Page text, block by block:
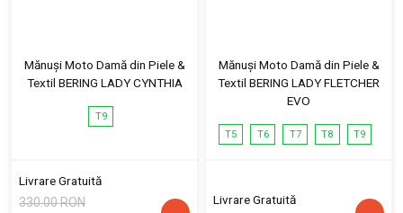
Mănuși Moto Damă din Piele &
Textil BERING LADY CYNTHIA
T9
Livrare Gratuită
330.00 RON
Mănuși Moto Damă din Piele &
Textil BERING LADY FLETCHER
EVO
T5 T6 T7 T8 T9
Livrare Gratuită